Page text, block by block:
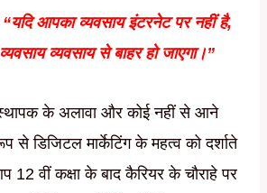
आपका व्यवसाय इंटरनेट पर नहीं है,
व्यवसाय से बाहर हो जाएगा।”
के अलावा और कोई नहीं से आने
से डिजिटल मार्केटिंग के महत्व को दर्शाते
12 वीं कक्षा के बाद कैरियर के चौराहे पर